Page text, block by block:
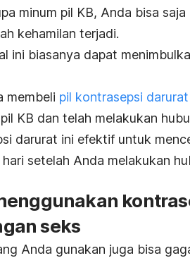
minum pil KB, Anda bisa
kehamilan terjadi.
ini biasanya dapat
membeli pil kontrasepsi darurat
KB dan telah melakukan
darurat ini efektif untuk
setelah Anda melakukan
seks
Anda gunakan juga bisa